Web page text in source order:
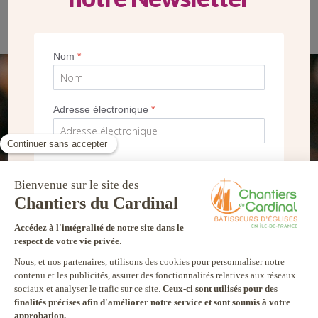
SEUL VOTRE DON
NOUS PERMET D’AGIR
Nom*
Adresse électronique*
Je souhaite recevoir la newsletter des
Chantiers du Cardinal et autres
communications marketing
Je m’inscris !